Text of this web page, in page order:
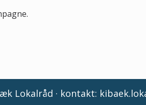
Lokalråd · kontakt: